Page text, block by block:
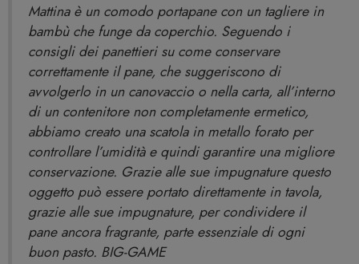
Mattina è un comodo portapane con un tagliere in
bambù che funge da coperchio. Seguendo i
consigli dei panettieri su come conservare
correttamente il pane, che suggeriscono di
avvolgerlo in un canovaccio o nella carta, all’interno
di un contenitore non completamente ermetico,
abbiamo creato una scatola in metallo forato per
controllare l’umidità e quindi garantire una migliore
conservazione. Grazie alle sue impugnature questo
oggetto può essere portato direttamente in tavola,
grazie alle sue impugnature, per condividere il
pane ancora fragrante, parte essenziale di ogni
buon pasto. BIG-GAME